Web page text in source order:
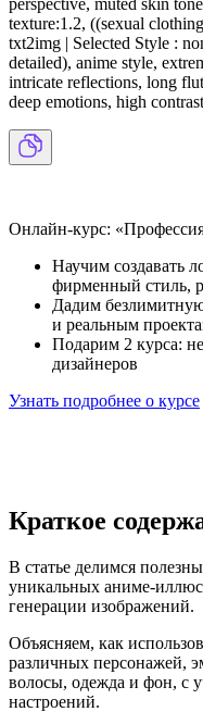
perspective, muted skin
texture:1.2, ((sexual
txt2img | Selected Style :
detailed), anime style,
intricate reflections, long
deep emotions, high
Онлайн-курс:
Научим создавать
фирменный стиль,
Дадим
и реальным
Подарим 2 курса:
дизайнеров
Узнать подробнее о курсе
Краткое
В статье делимся
уникальных аниме-
генерации изображений.
Объясняем, как
различных персонажей,
волосы, одежда и фон, с
настроений.